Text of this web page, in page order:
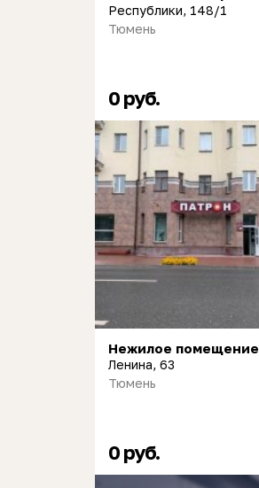
Республики, 148/1
Тюмень
0 руб.
Нежилое помещение
Ленина, 63
Тюмень
0 руб.